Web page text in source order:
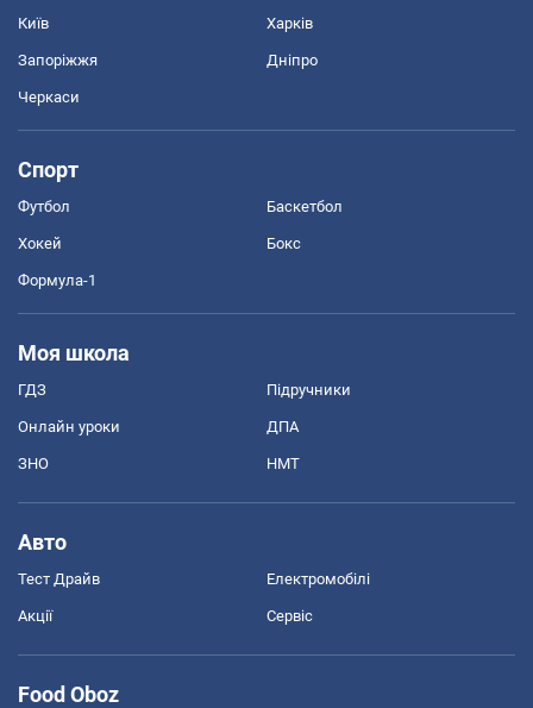
Київ Харків
Запоріжжя Дніпро
Черкаси
Спорт
Футбол Баскетбол
Хокей Бокс
Формула-1
Моя школа
ГДЗ Підручники
Онлайн уроки ДПА
ЗНО НМТ
Авто
Тест Драйв Електромобілі
Акції Сервіс
Food Oboz